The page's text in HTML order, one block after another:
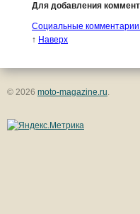
Для добавления
Социальные комментарии
↑ Наверх
© 2026 moto-magazine.ru.